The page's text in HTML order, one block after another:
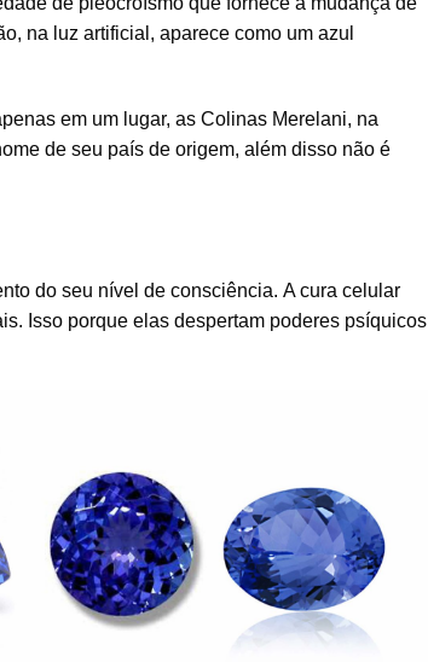
na luz artificial, aparece como um azul
em um lugar, as Colinas Merelani, na
de seu país de origem, além disso não é
do seu nível de consciência. A cura celular
Isso porque elas despertam poderes psíquicos